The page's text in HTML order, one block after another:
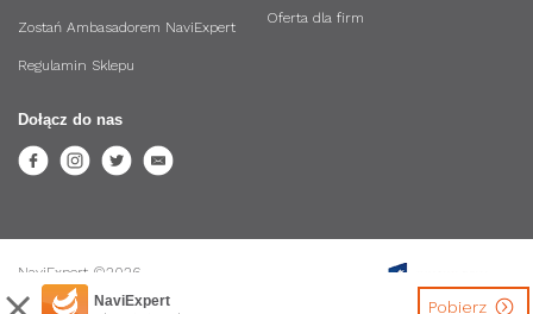
NaviExpert Pobierz
Oferta dla firm
Zostań Ambasadorem NaviExpert
Regulamin Sklepu
Dołącz do nas
NaviExpert ©2026.
Wszystkie prawa zastrzeżone.